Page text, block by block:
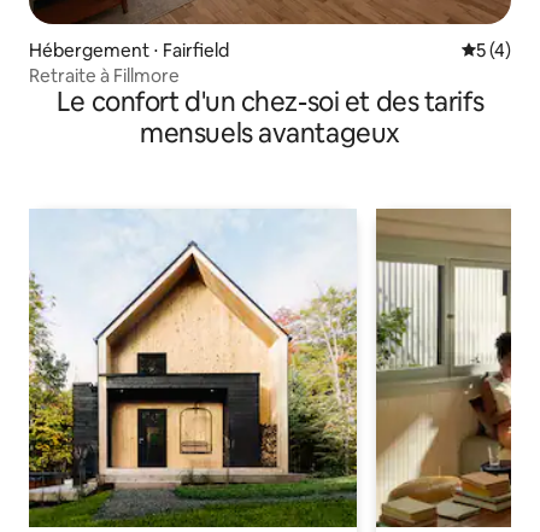
Hébergement ⋅ Fairfield
5 (4)
Retraite à Fillmore
Le confort d'un chez-soi et des tarifs
mensuels avantageux